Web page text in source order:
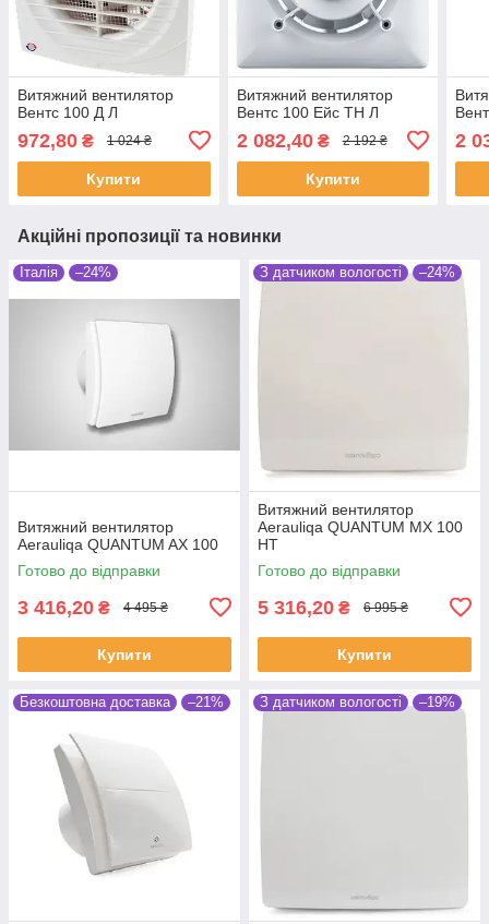
Витяжний вентилятор
Вентс 100 Д Л
972,80 ₴ 1 024 ₴
Купити
Витяжний вентилятор
Вентс 100 Ейс ТН Л
2 082,40₴ 2 192 ₴
Купити
2
Акційні пропозиції та новинки
Італія –24%
Витяжний вентилятор
Aerauliqa QUANTUM AX 100
Готово до відправки
3 416,20 ₴ 4 495 ₴
Купити
З датчиком вологості –24%
Витяжний вентилятор
Aerauliqa QUANTUM MX 100
HT
Готово до відправки
5 316,20 ₴ 6 995 ₴
Купити
Безкоштовна доставка –21% З датчиком вологості –19%